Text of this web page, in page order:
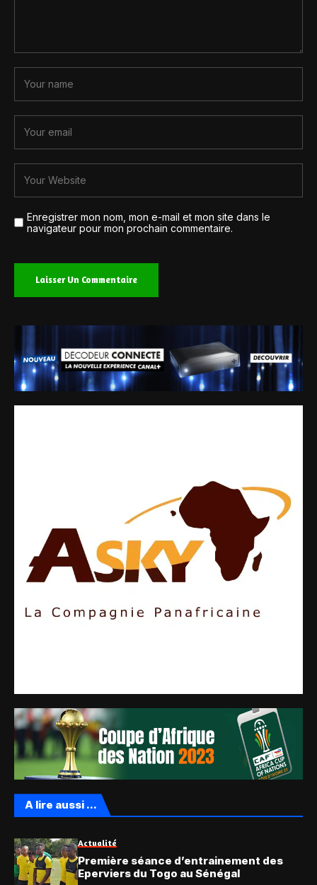
Enregistrer mon nom, mon e-mail et mon site dans le
navigateur pour mon prochain commentaire.
A lire aussi ...
Actualité
Première séance d’entrainement des
Eperviers du Togo au Sénégal